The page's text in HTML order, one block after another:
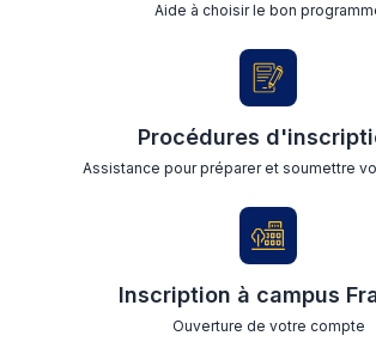
Aide à choisir le bon
Procédures
Assistance pour préparer et soumettre
Inscription à campus
Ouverture de votre compte